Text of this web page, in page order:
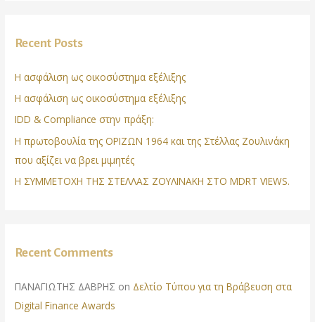
Recent Posts
Η ασφάλιση ως οικοσύστημα εξέλιξης
Η ασφάλιση ως οικοσύστημα εξέλιξης
IDD & Compliance στην πράξη:
Η πρωτοβουλία της ΟΡΙΖΩΝ 1964 και της Στέλλας Ζουλινάκη
που αξίζει να βρει μιμητές
Η ΣΥΜΜΕΤΟΧΗ ΤΗΣ ΣΤΕΛΛΑΣ ΖΟΥΛΙΝΑΚΗ ΣΤΟ MDRT VIEWS.
Recent Comments
ΠΑΝΑΓΙΩΤΗΣ ΔΑΒΡΗΣ on Δελτίο Τύπου για τη Βράβευση στα
Digital Finance Awards